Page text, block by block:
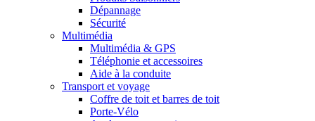
Dépannage
Sécurité
Multimédia
Multimédia & GPS
Téléphonie et accessoires
Aide à la conduite
Transport et voyage
Coffre de toit et barres de toit
Porte-Vélo